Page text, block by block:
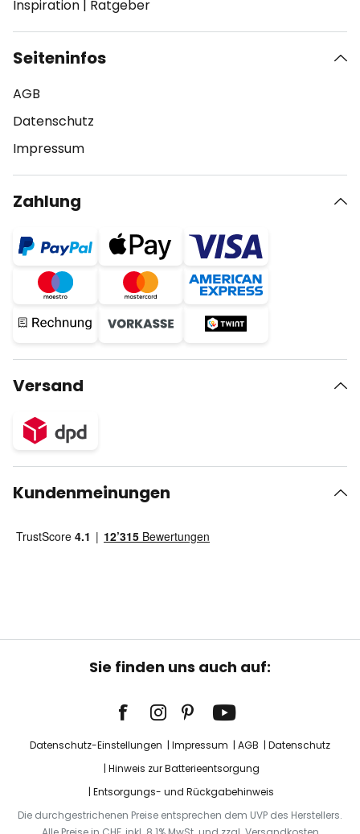
Inspiration | Ratgeber
Seiteninfos
AGB
Datenschutz
Impressum
Zahlung
Versand
Kundenmeinungen
Sie finden uns auch auf:
Datenschutz-Einstellungen Impressum AGB
Datenschutz
Hinweis zur Batterieentsorgung
Entsorgungs- und Rückgabehinweis
Die durchgestrichenen Preise entsprechen dem UVP des Herstellers.